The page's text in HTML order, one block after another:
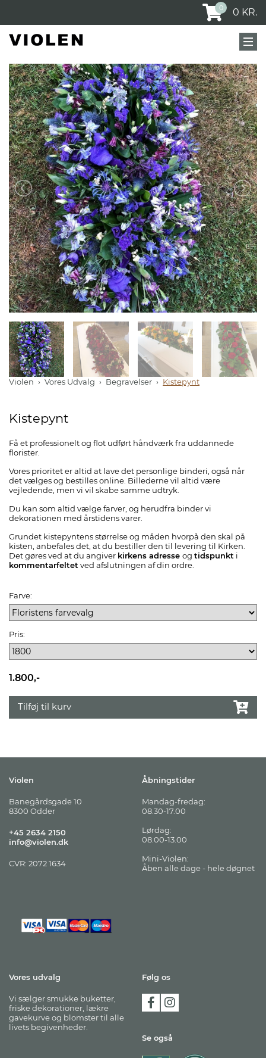
0 0 KR.
Violen Vores Udvalg Begravelser Kistepynt
Kistepynt
Få et professionelt og flot udført håndværk fra uddannede
florister.
Vores prioritet er altid at lave det personlige binderi, også når
det vælges og bestilles online. Billederne vil altid være
vejledende, men vi vil skabe samme udtryk.
Du kan som altid vælge farver, og herudfra binder vi
dekorationen med årstidens varer.
Grundet kistepyntens størrelse og måden hvorpå den skal på
kisten, anbefales det, at du bestiller den til levering til Kirken.
Det gøres ved at du angiver kirkens adresse og tidspunkt i
kommentarfeltet ved afslutningen af din ordre.
Farve:
Pris:
1.800,-
Tilføj til kurv
Violen
Banegårdsgade 10
8300 Odder
+45 2634 2150
info@violen.dk
CVR: 2072 1634
Åbningstider
Mandag-fredag:
08.30-17.00
Lørdag:
08.00-13.00
Mini-Violen:
Åben alle dage - hele døgnet
Vores udvalg
Vi sælger smukke buketter,
friske dekorationer, lækre
gavekurve og blomster til alle
livets begivenheder.
Følg os
Se også